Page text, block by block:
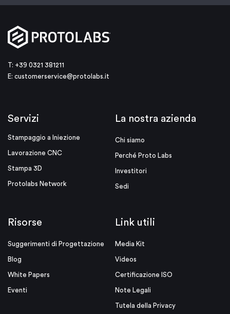
T: +39 0321 381211
E: customerservice@protolabs.it
Servizi
Stampaggio a Iniezione
Lavorazione CNC
Stampa 3D
Protolabs Network
La nostra azienda
Chi siamo
Perché Proto Labs
Investitori
Sedi
Risorse
Suggerimenti di Progettazione
Blog
White Papers
Eventi
Link utili
Media Kit
Videos
Certificazione ISO
Note Legali
Tutela della Privacy